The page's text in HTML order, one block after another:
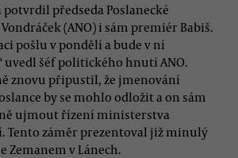
potvrdil předseda Poslanecké
(ANO) i sám premiér Babiš.
pošlu v pondělí a bude v ní
uvedl šéf politického hnutí ANO.
znovu připustil, že jmenování
by se mohlo odložit a on sám
ujmout řízení ministerstva
Tento záměr prezentoval již minulý
Zemanem v Lánech.